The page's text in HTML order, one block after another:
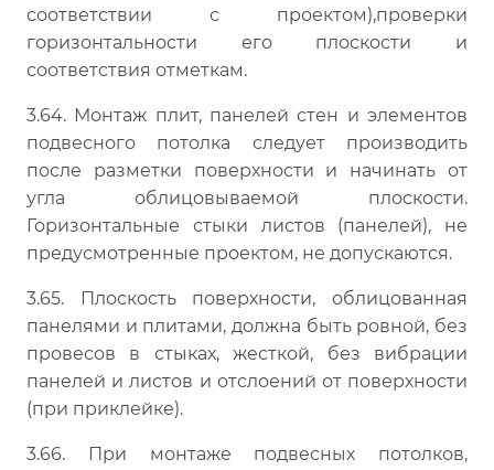
соответствии с проектом),проверки
горизонтальности его плоскости и
соответствия отметкам.
3.64. Монтаж плит, панелей стен и элементов
подвесного потолка следует производить
после разметки поверхности и начинать от
угла облицовываемой плоскости.
Горизонтальные стыки листов (панелей), не
предусмотренные проектом, не допускаются.
3.65. Плоскость поверхности, облицованная
панелями и плитами, должна быть ровной, без
провесов в стыках, жесткой, без вибрации
панелей и листов и отслоений от поверхности
(при приклейке).
3.66. При монтаже подвесных потолков,